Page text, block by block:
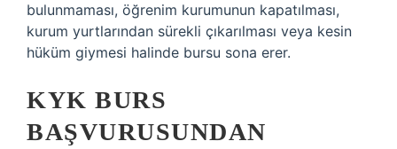
bulunmaması, öğrenim kurumunun kapatılması,
kurum yurtlarından sürekli çıkarılması veya kesin
hüküm giymesi halinde bursu sona erer.
KYK BURS
BAŞVURUSUNDAN